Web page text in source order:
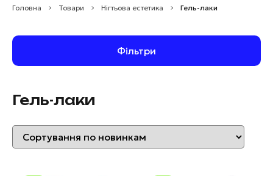
Головна > Товари > Нігтьова естетика > Гель-лаки
Фільтри
Гель-лаки